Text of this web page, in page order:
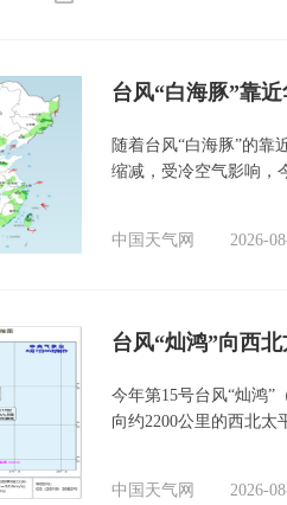
台风“白海豚”靠
随着台风“白海豚”的靠
缩减，受冷空气影响，
中国天气网 2026-
台风“灿鸿”向西
今年第15号台风“灿鸿”
向约2200公里的西北太
中国天气网 2026-